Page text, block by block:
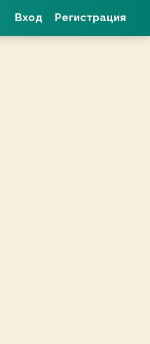
Вход Регистрация